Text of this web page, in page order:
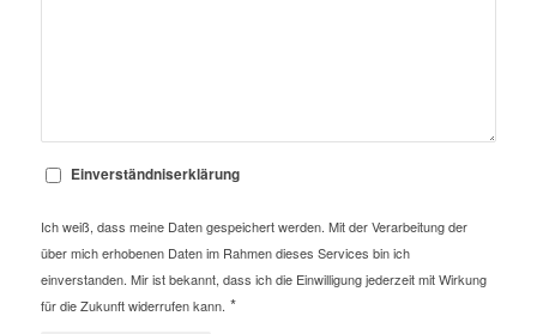
Einverständniserklärung
Ich weiß, dass meine Daten gespeichert werden. Mit der Verarbeitung der
über mich erhobenen Daten im Rahmen dieses Services bin ich
einverstanden. Mir ist bekannt, dass ich die Einwilligung jederzeit mit Wirkung
für die Zukunft widerrufen kann. *